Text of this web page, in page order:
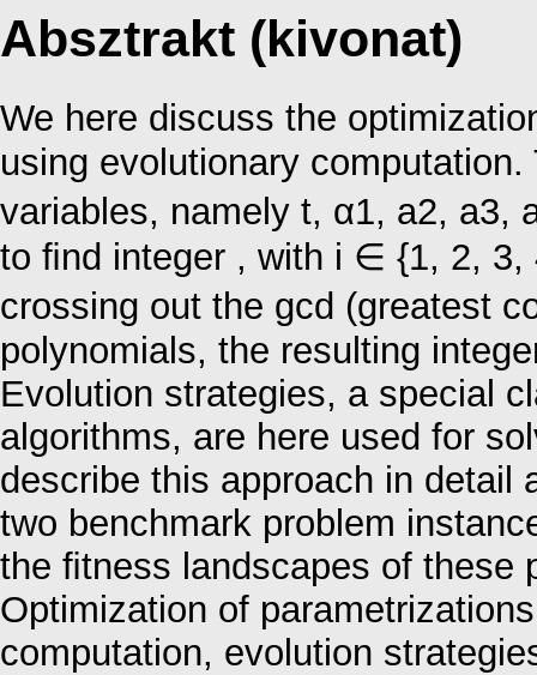
Absztrakt (kivonat)
We here discuss the
using evolutionary
variables, namely t, α1, a2, a3,
to ﬁnd integer , with i ∈ {1, 2,
crossing out the gcd (greatest
polynomials, the resulting
Evolution strategies, a special
algorithms, are here used for
describe this approach in detail
two benchmark problem
the ﬁtness landscapes of these
Optimization of
computation, evolution